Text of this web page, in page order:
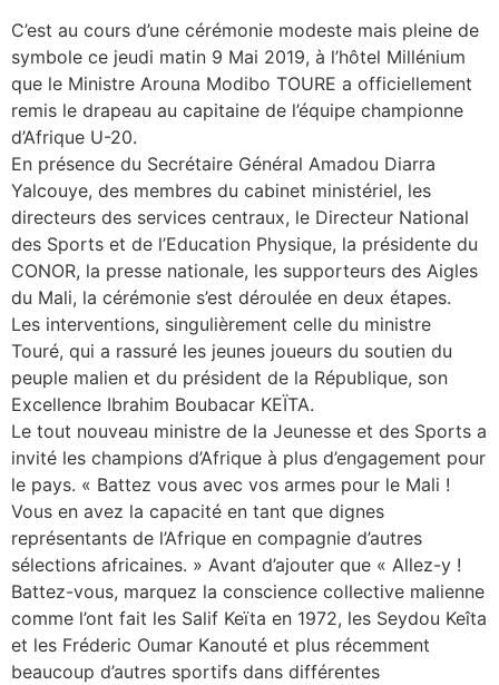
C’est au cours d’une cérémonie modeste mais pleine de
symbole ce jeudi matin 9 Mai 2019, à l’hôtel Millénium
que le Ministre Arouna Modibo TOURE a officiellement
remis le drapeau au capitaine de l’équipe championne
d’Afrique U-20.
En présence du Secrétaire Général Amadou Diarra
Yalcouye, des membres du cabinet ministériel, les
directeurs des services centraux, le Directeur National
des Sports et de l’Education Physique, la présidente du
CONOR, la presse nationale, les supporteurs des Aigles
du Mali, la cérémonie s’est déroulée en deux étapes.
Les interventions, singulièrement celle du ministre
Touré, qui a rassuré les jeunes joueurs du soutien du
peuple malien et du président de la République, son
Excellence Ibrahim Boubacar KEÏTA.
Le tout nouveau ministre de la Jeunesse et des Sports a
invité les champions d’Afrique à plus d’engagement pour
le pays. « Battez vous avec vos armes pour le Mali !
Vous en avez la capacité en tant que dignes
représentants de l’Afrique en compagnie d’autres
sélections africaines. » Avant d’ajouter que « Allez-y !
Battez-vous, marquez la conscience collective malienne
comme l’ont fait les Salif Keïta en 1972, les Seydou Keîta
et les Fréderic Oumar Kanouté et plus récemment
beaucoup d’autres sportifs dans différentes